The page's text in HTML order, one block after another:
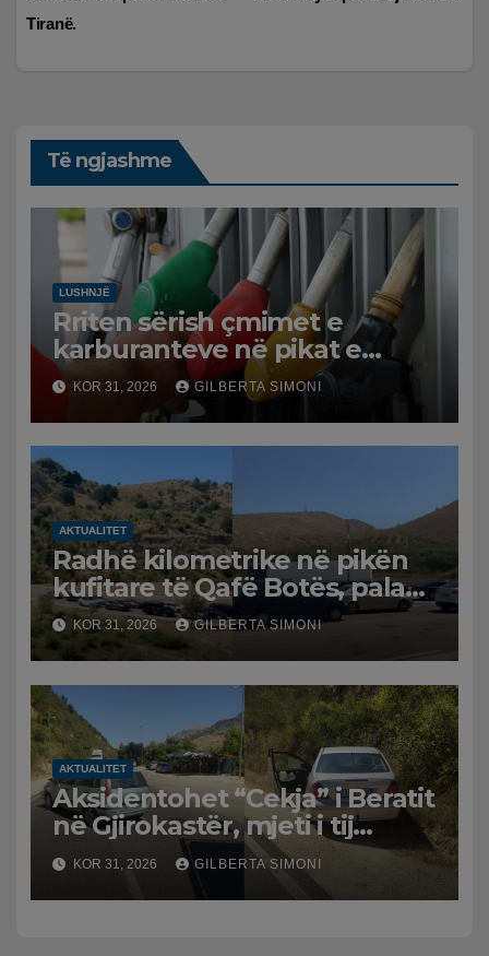
Tiranë.
Të ngjashme
LUSHNJË
Rriten sërish çmimet e
karburanteve në pikat e
karburanteve në Lushnjë.
Tensionet në Lindjen e
Mesme shtrenjtojnë naftën
dhe benzinën në vend
KOR 31, 2026 GILBERTA SIMONI
AKTUALITET
Radhë kilometrike në pikën
kufitare të Qafë Botës, pala
greke raporton defekt në
sistem, qytetarët mbeten të
bllokuar
KOR 31, 2026 GILBERTA SIMONI
AKTUALITET
Aksidentohet “Cekja” i Beratit
në Gjirokastër, mjeti i tij
përplaset me atë të klerikut
bektashian
KOR 31, 2026 GILBERTA SIMONI